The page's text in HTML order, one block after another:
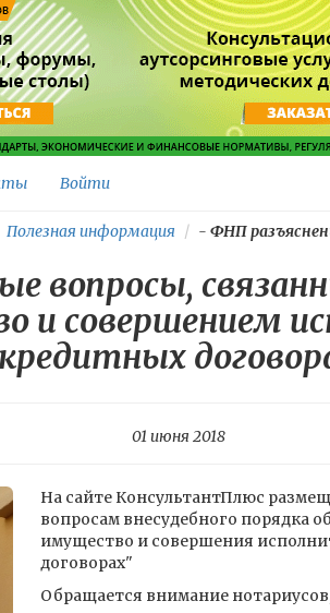
Войти
Полезная информация - ФНП
вопросы,
и совершением
кредитных
01 июня 2018
На сайте КонсультантПлюс
вопросам внесудебного порядка
имущество и совершения
договорах"
Обращается внимание